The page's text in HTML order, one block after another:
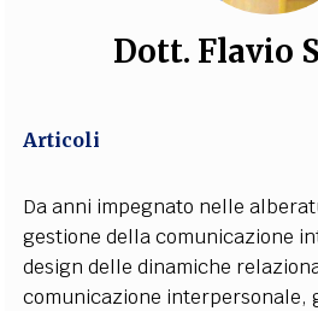
ALTRO
FILODIRITTO
EXTRA
CODICI RUBRICHE LIBRI
Dott. Flavio
Articoli
Da anni impegnato nelle
gestione della comunicazione
design delle dinamiche
comunicazione interpersonale,